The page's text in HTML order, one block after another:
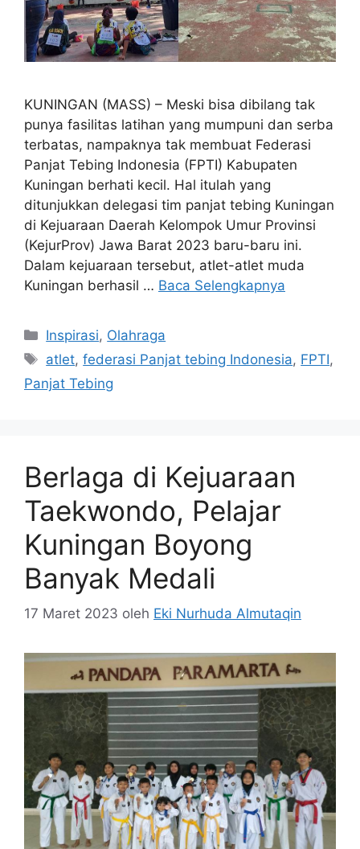
KUNINGAN (MASS) – Meski bisa dibilang tak
punya fasilitas latihan yang mumpuni dan serba
terbatas, nampaknya tak membuat Federasi
Panjat Tebing Indonesia (FPTI) Kabupaten
Kuningan berhati kecil. Hal itulah yang
ditunjukkan delegasi tim panjat tebing Kuningan
di Kejuaraan Daerah Kelompok Umur Provinsi
(KejurProv) Jawa Barat 2023 baru-baru ini.
Dalam kejuaraan tersebut, atlet-atlet muda
Kuningan berhasil … Baca Selengkapnya
Kategori
Inspirasi, Olahraga
Tag
atlet,federasi Panjat tebing Indonesia, FPTI,
Panjat Tebing
Berlaga di Kejuaraan
Taekwondo, Pelajar
Kuningan Boyong
Banyak Medali
17 Maret 2023 oleh Eki Nurhuda Almutaqin